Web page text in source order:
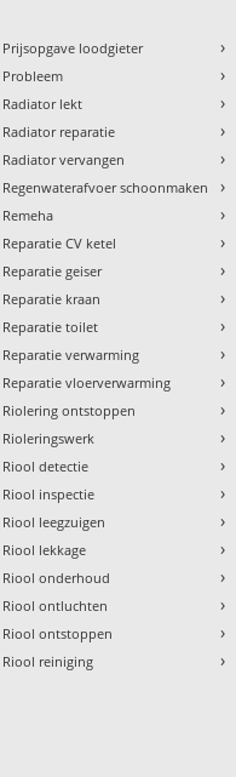
Prijsopgave loodgieter
Probleem
Radiator lekt
Radiator reparatie
Radiator vervangen
Regenwaterafvoer schoonmaken
Remeha
Reparatie CV ketel
Reparatie geiser
Reparatie kraan
Reparatie toilet
Reparatie verwarming
Reparatie vloerverwarming
Riolering ontstoppen
Rioleringswerk
Riool detectie
Riool inspectie
Riool leegzuigen
Riool lekkage
Riool onderhoud
Riool ontluchten
Riool ontstoppen
Riool reiniging
›
›
›
›
›
›
›
›
›
›
›
›
›
›
›
›
›
›
›
›
›
›
›